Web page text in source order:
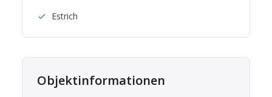
Estrich
Objektinformationen